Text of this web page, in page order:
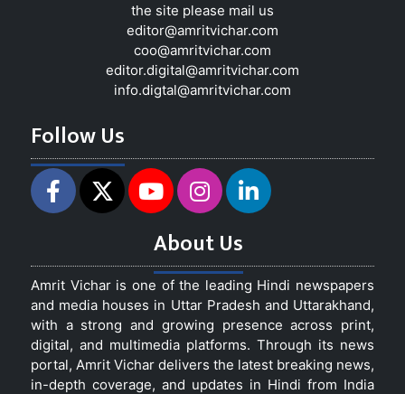
the site please mail us
editor@amritvichar.com
coo@amritvichar.com
editor.digital@amritvichar.com
info.digtal@amritvichar.com
Follow Us
About Us
Amrit Vichar is one of the leading Hindi newspapers
and media houses in Uttar Pradesh and Uttarakhand,
with a strong and growing presence across print,
digital, and multimedia platforms. Through its news
portal, Amrit Vichar delivers the latest breaking news,
in-depth coverage, and updates in Hindi from India